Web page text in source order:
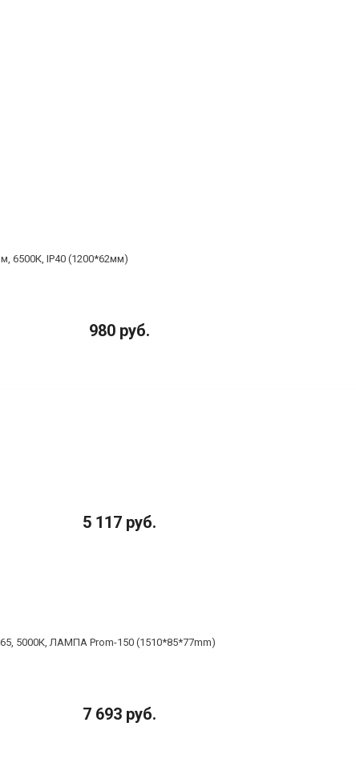
6500К, IP40 (1200*62мм)
980 руб.
5 117 руб.
5000К, ЛАМПА Prom-150 (1510*85*77mm)
7 693 руб.